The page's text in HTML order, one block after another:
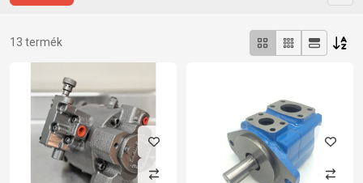
Összes termék a kategóriában
13 termék